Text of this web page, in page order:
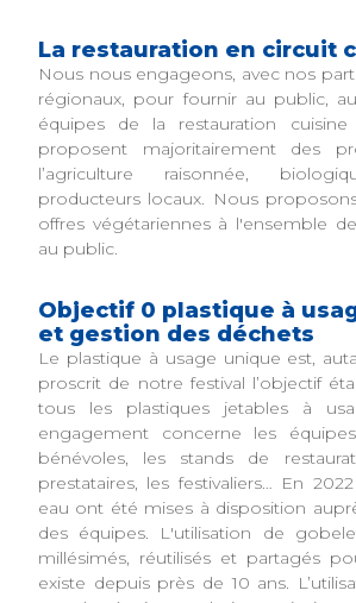
La restauration en circuit
Nous nous engageons, avec nos
régionaux, pour fournir au public,
équipes de la restauration
proposent majoritairement des
l’agriculture raisonnée,
producteurs locaux. Nous
offres végétariennes à l'ensemble
au public.
Objectif 0 plastique à
et gestion des déchets
Le plastique à usage unique est,
proscrit de notre festival l’objectif
tous les plastiques jetables à
engagement concerne les
bénévoles, les stands de
prestataires, les festivaliers… En
eau ont été mises à disposition
des équipes. L'utilisation de
millésimés, réutilisés et partagés
existe depuis près de 10 ans.